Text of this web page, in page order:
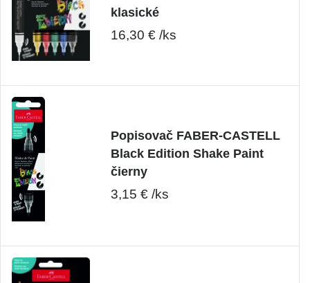
klasické
16,30 € /ks
Popisovač FABER-CASTELL
Black Edition Shake Paint
čierny
3,15 € /ks